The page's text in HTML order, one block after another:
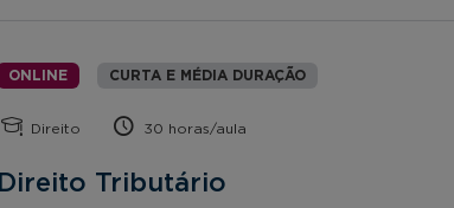
ONLINE CURTA E MÉDIA DURAÇÃO
Direito 30 horas/aula
Direito Tributário